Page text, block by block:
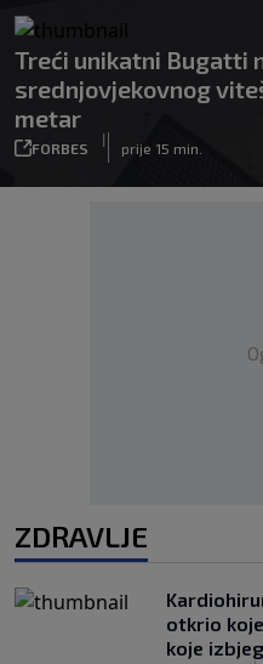
Treći unikatni Bugatti
srednjovjekovnog
metar
FORBES
|
prije 15 min.
ZDRAVLJE
otkrio
koje